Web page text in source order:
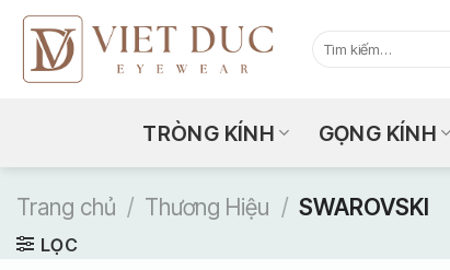
TRÒNG KÍNH GỌNG KÍNH
Trang chủ / Thương Hiệu / SWAROVSKI
LỌC